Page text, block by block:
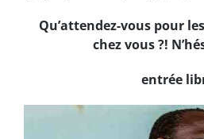
Qu’attendez-vous pour
chez vous ?!
entrée